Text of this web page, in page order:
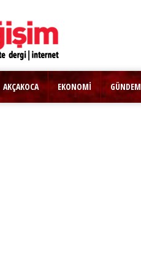
AKÇAKOCA EKONOMİ GÜNDEM